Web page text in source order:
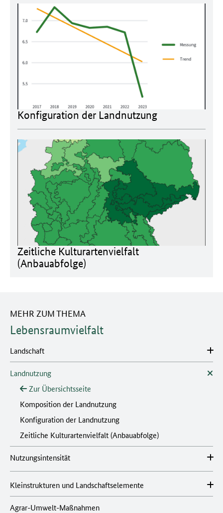
Konfiguration der Landnutzung
Zeitliche Kulturartenvielfalt
(Anbauabfolge)
MEHR ZUM THEMA
Lebensraumvielfalt
Landschaft
Landnutzung
Zur Übersichtsseite
Komposition der Landnutzung
Konfiguration der Landnutzung
Zeitliche Kulturartenvielfalt (Anbauabfolge)
Nutzungsintensität
Kleinstrukturen und Landschaftselemente
Agrar-Umwelt-Maßnahmen